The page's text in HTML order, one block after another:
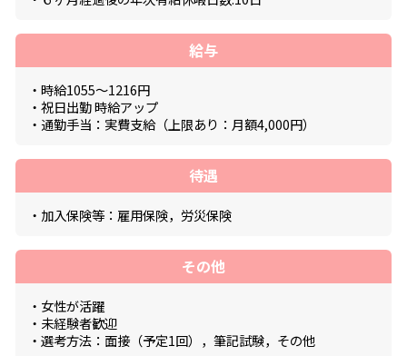
給与
・時給1055～1216円
・祝日出勤 時給アップ
・通勤手当：実費支給（上限あり：月額4,000円）
待遇
・加入保険等：雇用保険，労災保険
その他
・女性が活躍
・未経験者歓迎
・選考方法：面接（予定1回），筆記試験，その他